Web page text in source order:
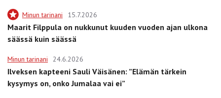
Minun tarinani 15.7.2026
Maarit Filppula on nukkunut kuuden vuoden ajan ulkona
säässä kuin säässä
Minun tarinani 24.6.2026
Ilveksen kapteeni Sauli Väisänen: ”Elämän tärkein
kysymys on, onko Jumalaa vai ei”